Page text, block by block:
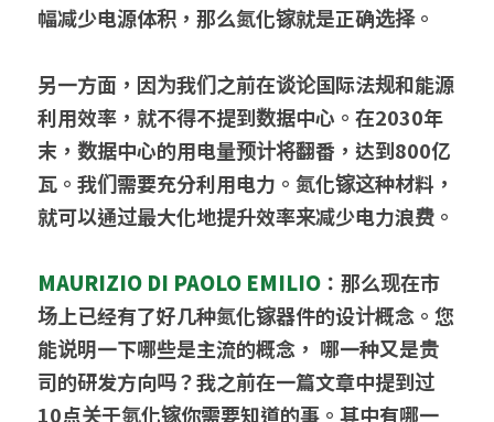
幅减少电源体积，那么氮化镓就是正确选择。
另一方面，因为我们之前在谈论国际法规和能源
利用效率，就不得不提到数据中心。在2030年
末，数据中心的用电量预计将翻番，达到800亿
瓦。我们需要充分利用电力。氮化镓这种材料，
就可以通过最大化地提升效率来减少电力浪费。
MAURIZIO DI PAOLO EMILIO ：那么现在市
场上已经有了好几种氮化镓器件的设计概念。您
能说明一下哪些是主流的概念， 哪一种又是贵
司的研发方向吗？我之前在一篇文章中提到过
10点关于氮化镓你需要知道的事。其中有哪一